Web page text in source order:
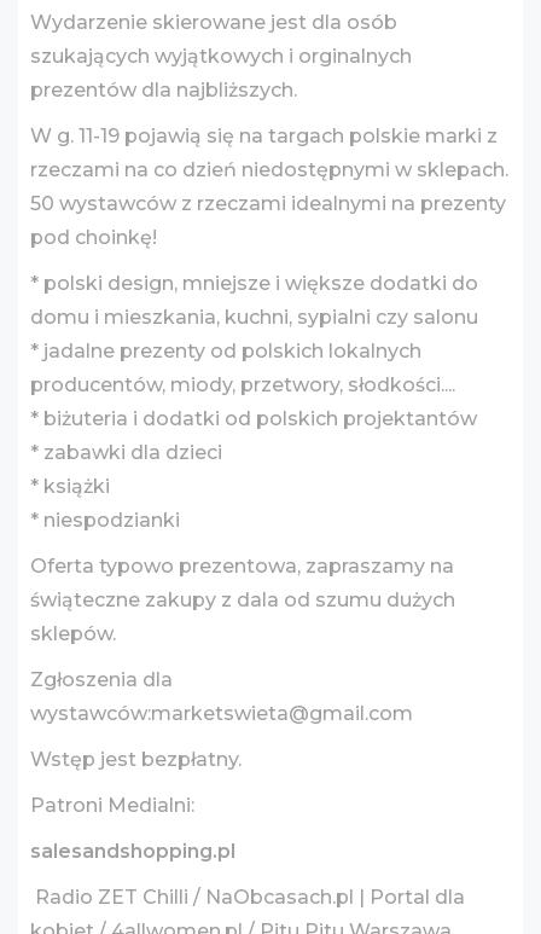
Wydarzenie skierowane jest dla osób
szukających wyjątkowych i orginalnych
prezentów dla najbliższych.
W g. 11-19 pojawią się na targach polskie marki z
rzeczami na co dzień niedostępnymi w sklepach.
50 wystawców z rzeczami idealnymi na prezenty
pod choinkę!
* polski design, mniejsze i większe dodatki do
domu i mieszkania, kuchni, sypialni czy salonu
* jadalne prezenty od polskich lokalnych
producentów, miody, przetwory, słodkości....
* biżuteria i dodatki od polskich projektantów
* zabawki dla dzieci
* książki
* niespodzianki
Oferta typowo prezentowa, zapraszamy na
świąteczne zakupy z dala od szumu dużych
sklepów.
Zgłoszenia dla
wystawców:marketswieta@gmail.com
Wstęp jest bezpłatny.
Patroni Medialni:
salesandshopping.pl
Radio ZET Chilli / NaObcasach.pl | Portal dla